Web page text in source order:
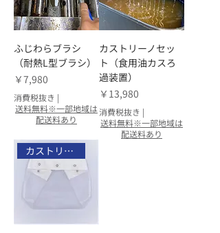
ふじわらブラシ
（耐熱L型ブラシ）
価格
￥7,980
消費税抜き |
送料無料※一部地域は
配送料あり
カストリーノセッ
ト（食用油カスろ
過装置）
価格
￥13,980
消費税抜き |
送料無料※一部地域は
配送料あり
カストリーノ